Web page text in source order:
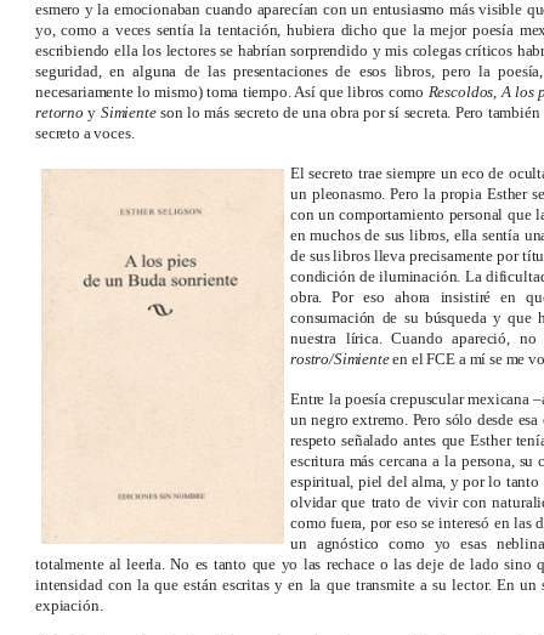
esmero y la emocionaban cuando aparecían con un entusiasmo más visible
yo, como a veces sentía la tentación, hubiera dicho que la mejor poesía
escribiendo ella los lectores se habrían sorprendido y mis colegas críticos
seguridad, en alguna de las presentaciones de esos libros, pero la
necesariamente lo mismo) toma tiempo. Así que libros como Rescoldos,A los
retorno y Simienteson lo más secreto de una obra por sí secreta. Pero
secreto a voces.
El secreto trae siempre un eco de
un pleonasmo. Pero la propia Esther
con un comportamiento personal que
en muchos de sus libros, ella sentía
de sus libros lleva precisamente por
condición de iluminación. La
obra. Por eso ahora insistiré en
consumación de su búsqueda y que
nuestra lírica. Cuando
rostro/Simienteen el FCE a mí se me
Entre la poesía crepuscular mexicana
un negro extremo. Pero sólo desde
respeto señalado antes que Esther
escritura más cercana a la persona,
espiritual, piel del alma, y por lo tanto
olvidar que trato de vivir con
como fuera, por eso se interesó en las
un agnóstico como yo esas
totalmente al leerla. No es tanto que yo las rechace o las deje de lado sino
intensidad con la que están escritas y en la que transmite a su lector. En
expiación.